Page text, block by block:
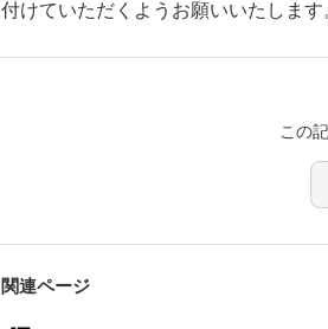
付けていただくようお願いいたします。
この
関連ページ